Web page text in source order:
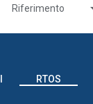
Riferimento
RTOS